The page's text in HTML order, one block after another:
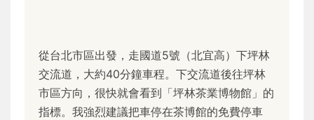
從台北市區出發，走國道5號（北宜高）下坪林
交流道，大約40分鐘車程。下交流道後往坪林
市區方向，很快就會看到「坪林茶業博物館」的
指標。我強烈建議把車停在茶博館的免費停車